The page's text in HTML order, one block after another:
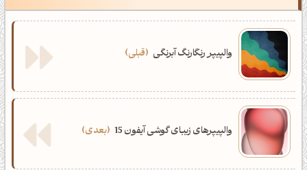
والپیپر رنگارنگ آبرنگی قبلی
والپیپرهای زیبای گوشی آیفون 15 بعدی